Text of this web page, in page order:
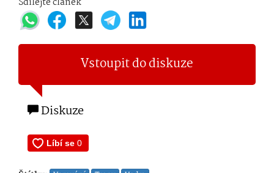
Vstoupit do diskuze
Diskuze